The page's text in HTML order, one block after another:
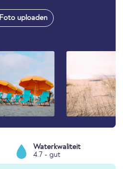
Foto uploaden
Waterkwaliteit
4.7 - gut